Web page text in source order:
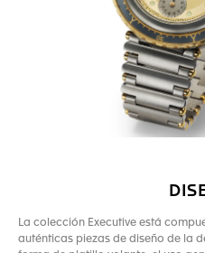
La colección Executive está
auténticas piezas de diseño de la